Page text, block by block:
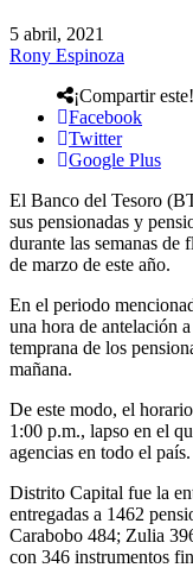
5 abril, 2021
Rony Espinoza
¡Compartir este!
Facebook
Twitter
Google Plus
El Banco del Tesoro
sus pensionadas y
durante las semanas
de marzo de este año.
En el periodo
una hora de antelación
temprana de los
mañana.
De este modo, el
1:00 p.m., lapso en el
agencias en todo el país.
Distrito Capital fue la
entregadas a 1462
Carabobo 484; Zulia
con 346 instrumentos